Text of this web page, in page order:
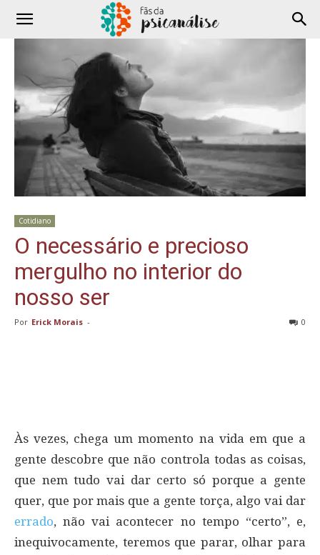
Cotidiano
O necessário e precioso
mergulho no interior do
nosso ser
Por Erick Morais - 0
Às vezes, chega um momento na vida em que a
gente descobre que não controla todas as coisas,
que nem tudo vai dar certo só porque a gente
quer, que por mais que a gente torça, algo vai dar
errado, não vai acontecer no tempo “certo”, e,
inequivocamente, teremos que parar, olhar para